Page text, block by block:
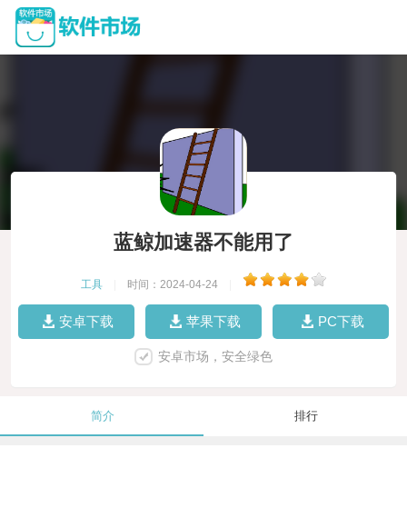
蓝鲸加速器不能用了
工具 时间：2024-04-24
安卓下载 苹果下载 PC下载
安卓市场，安全绿色
简介 排行